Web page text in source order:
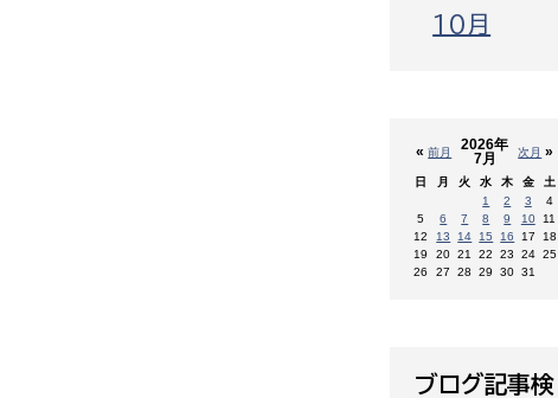
10月
«前月 次月 »
2026年
7月
日 月 火 水 木 金
土
1
2 3
4
5
6 7 8 9 10 11
12
13 14 15 16 17
18
19
20 21 22 23 24 25
26
27 28 29 30 31
ブログ記事検